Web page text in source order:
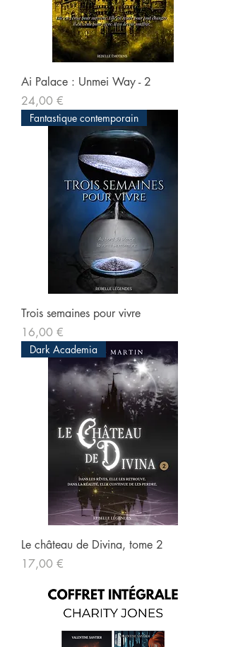
Ai Palace : Unmei Way - 2
Prix
24,00 €
Fantastique contemporain
Trois semaines pour vivre
Prix
16,00 €
Dark Academia
Le château de Divina, tome 2
Prix
17,00 €